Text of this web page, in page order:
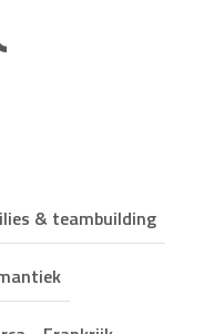
Icon
& teambuilding